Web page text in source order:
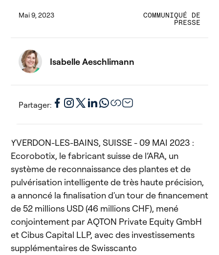
Mai 9, 2023
COMMUNIQUÉ DE
PRESSE
Isabelle Aeschlimann
Partager:
YVERDON-LES-BAINS, SUISSE - 09 MAI 2023 :
Ecorobotix, le fabricant suisse de l’ARA, un
système de reconnaissance des plantes et de
pulvérisation intelligente de très haute précision,
a annoncé la finalisation d'un tour de financement
de 52 millions USD (46 millions CHF), mené
conjointement par AQTON Private Equity GmbH
et Cibus Capital LLP, avec des investissements
supplémentaires de Swisscanto